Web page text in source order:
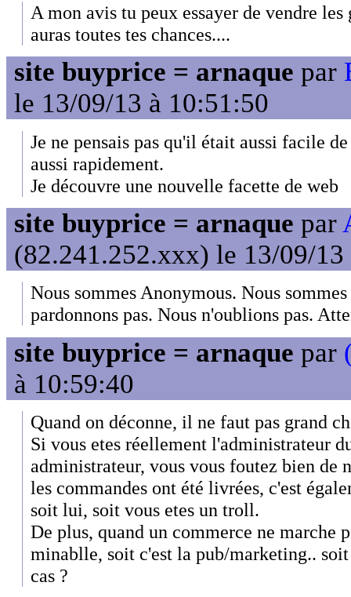
A mon avis tu peux essayer de vendre
auras toutes tes chances....
site buyprice = arnaque par
le 13/09/13 à 10:51:50
Je ne pensais pas qu'il était aussi facile
aussi rapidement.
Je découvre une nouvelle facette de web
site buyprice = arnaque par
(82.241.252.xxx) le 13/09/13
Nous sommes Anonymous. Nous
pardonnons pas. Nous n'oublions pas.
site buyprice = arnaque par
à 10:59:40
Quand on déconne, il ne faut pas grand
Si vous etes réellement l'administrateur
administrateur, vous vous foutez bien de
les commandes ont été livrées, c'est
soit lui, soit vous etes un troll.
De plus, quand un commerce ne marche
minablle, soit c'est la pub/marketing..
cas ?